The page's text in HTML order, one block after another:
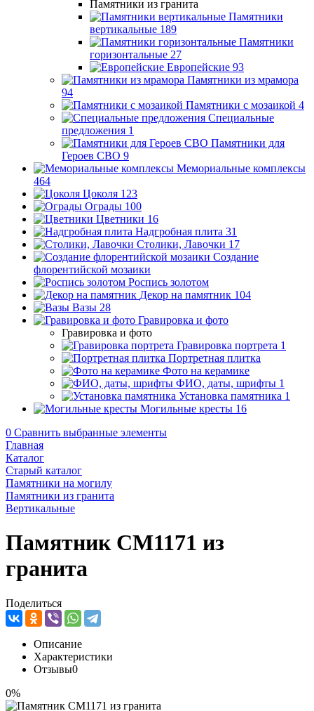
Памятники из гранита
Памятники
вертикальные 189
Памятники
горизонтальные 27
Европейские 93
Памятники из мрамора
94
Памятники с мозаикой 4
Специальные
предложения 1
Памятники для
Героев СВО 9
Мемориальные комплексы
464
Цоколя 123
Ограды 100
Цветники 16
Надгробная плита 31
Столики, Лавочки 17
Создание
флорентийской мозаики
Роспись золотом
Декор на памятник 104
Вазы 28
Гравировка и фото
Гравировка и фото
Гравировка портрета 1
Портретная плитка
Фото на керамике
ФИО, даты, шрифты 1
Установка памятника 1
Могильные кресты 16
0 Сравнить выбранные элементы
Главная
Каталог
Старый каталог
Памятники на могилу
Памятники из гранита
Вертикальные
Памятник CM1171 из
гранита
Поделиться
Описание
Характеристики
Отзывы0
0%